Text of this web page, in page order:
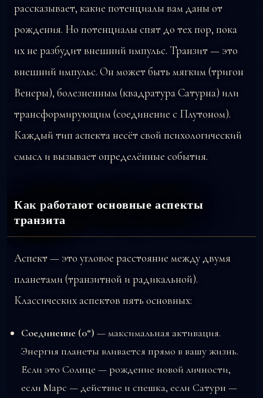
рассказывает, какие потенциалы вам даны от
рождения. Но потенциалы спят до тех пор, пока
их не разбудит внешний импульс. Транзит — это
внешний импульс. Он может быть мягким (тригон
Венеры), болезненным (квадратура Сатурна) или
трансформирующим (соединение с Плутоном).
Каждый тип аспекта несёт свой психологический
смысл и вызывает определённые события.
Как работают основные аспекты
транзита
Аспект — это угловое расстояние между двумя
планетами (транзитной и радикальной).
Классических аспектов пять основных:
Соединение (0°) — максимальная активация.
Энергия планеты вливается прямо в вашу жизнь.
Если это Солнце — рождение новой личности,
если Марс — действие и спешка, если Сатурн —